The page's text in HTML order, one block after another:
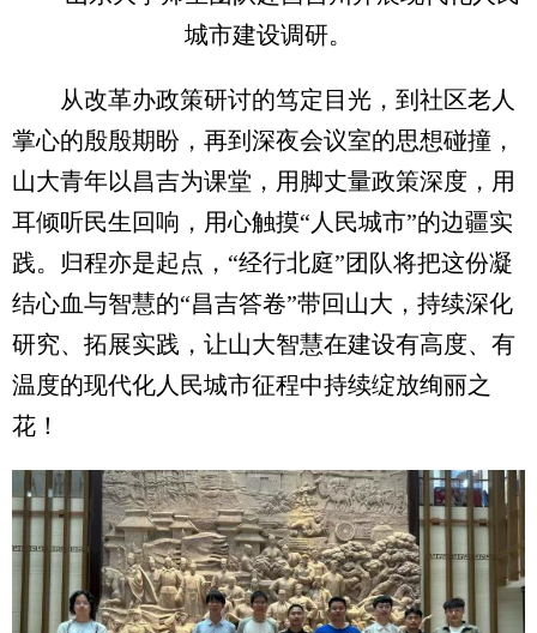
城市建设调研。
从改革办政策研讨的笃定目光，到社区老人
掌心的殷殷期盼，再到深夜会议室的思想碰撞，
山大青年以昌吉为课堂，用脚丈量政策深度，用
耳倾听民生回响，用心触摸“人民城市”的边疆实
践。归程亦是起点，“经行北庭”团队将把这份凝
结心血与智慧的“昌吉答卷”带回山大，持续深化
研究、拓展实践，让山大智慧在建设有高度、有
温度的现代化人民城市征程中持续绽放绚丽之
花！